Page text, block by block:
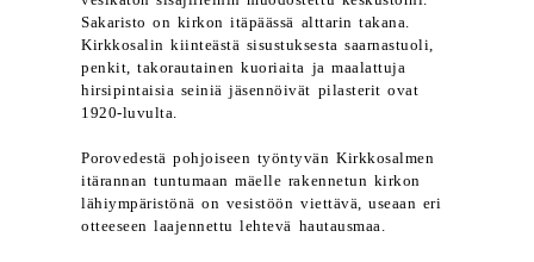
Sakaristo on kirkon itäpäässä alttarin takana.
Kirkkosalin kiinteästä sisustuksesta saarnastuoli,
penkit, takorautainen kuoriaita ja maalattuja
hirsipintaisia seiniä jäsennöivät pilasterit ovat
1920-luvulta.
Porovedestä pohjoiseen työntyvän Kirkkosalmen
itärannan tuntumaan mäelle rakennetun kirkon
lähiympäristönä on vesistöön viettävä, useaan eri
otteeseen laajennettu lehtevä hautausmaa.